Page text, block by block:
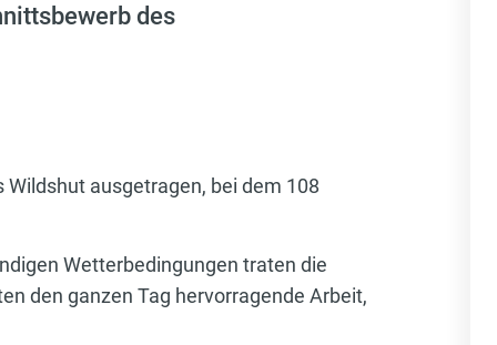
des
ausgetragen, bei dem 108
Wetterbedingungen traten die
den ganzen Tag hervorragende Arbeit,